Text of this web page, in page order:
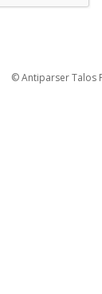
© Antiparser Talos